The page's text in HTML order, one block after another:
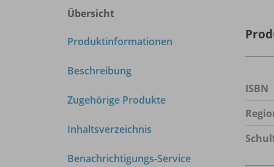
Übersicht
Produktinformationen
Beschreibung
Zugehörige Produkte
Inhaltsverzeichnis
Benachrichtigungs-Service
ISBN